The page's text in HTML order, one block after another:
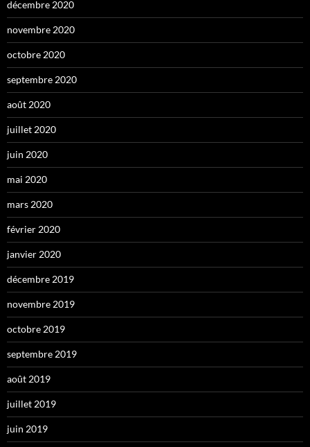
décembre 2020
novembre 2020
octobre 2020
septembre 2020
août 2020
juillet 2020
juin 2020
mai 2020
mars 2020
février 2020
janvier 2020
décembre 2019
novembre 2019
octobre 2019
septembre 2019
août 2019
juillet 2019
juin 2019